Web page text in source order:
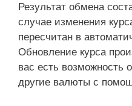
Результат обмена
случае изменения
пересчитан в
Обновление курса
вас есть
другие валюты с